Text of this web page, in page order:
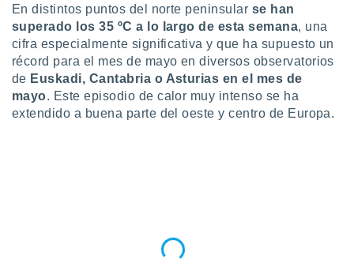
en
más
nuestra
y
En distintos puntos del norte peninsular se han
superado los35 ºC a lo largo de esta semana, una
cifra especialmente significativa y que ha supuesto un
récord para el mes de mayo en diversos observatorios
de Euskadi, Cantabria o Asturias en el mes de
mayo. Este episodio de calor muy intenso se ha
extendido a buena parte del oeste y centro de Europa.